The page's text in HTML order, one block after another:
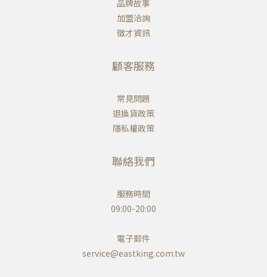
品牌故事
加盟洽詢
徵才資訊
顧客服務
常見問題
退換貨政策
隱私權政策
聯絡我們
服務時間
09:00-20:00
電子郵件
service@eastking.com.tw